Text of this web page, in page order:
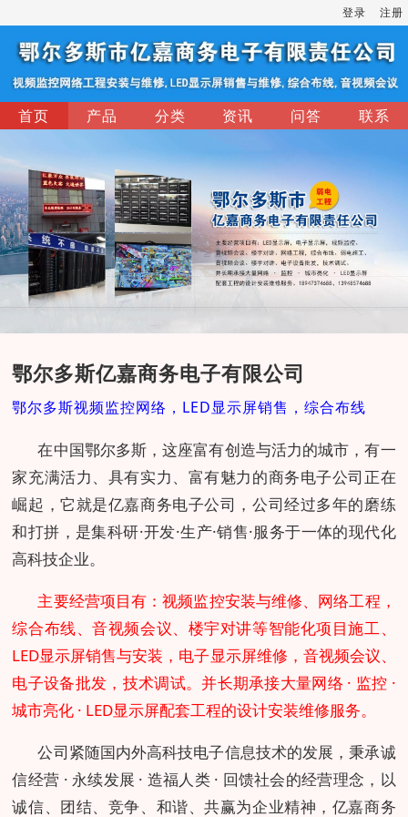
登录 注册
首页 产品 分类 资讯 问答 联系
鄂尔多斯亿嘉商务电子有限公司
鄂尔多斯视频监控网络，LED显示屏销售，综合布线
在中国鄂尔多斯，这座富有创造与活力的城市，有一
家充满活力、具有实力、富有魅力的商务电子公司正在
崛起，它就是亿嘉商务电子公司，公司经过多年的磨练
和打拼，是集科研·开发·生产·销售·服务于一体的现代化
高科技企业。
主要经营项目有 ：视频监控安装与维修、 网络工程，
综合布线、音视频会议、楼宇对讲等智能化项目施工、
LED显示屏销售与安装，电子显示屏维修，音视频会议、
电子设备批发，技术调试。并长期承接大量网络 · 监控 ·
城市亮化 · LED显示屏配套工程的设计安装维修服务。
公司紧随国内外高科技电子信息技术的发展，秉承诚
信经营 · 永续发展 · 造福人类 · 回馈社会的经营理念，以
诚信、团结、竞争、和谐、共赢为企业精神，亿嘉商务